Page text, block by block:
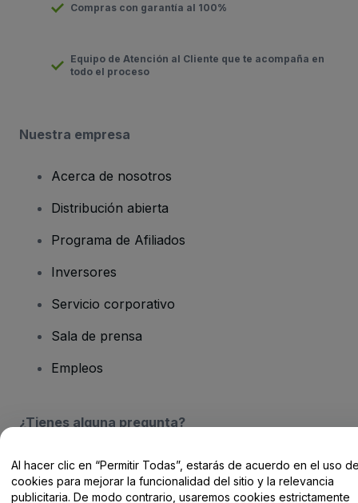
Compras con garantía al 100%
Equipo de Atención al Cliente que te acompaña en
todo el proceso
Nuestra empresa
Acerca de nosotros
Distribución abierta
Programa de Afiliados
Inversores
Servicio corporativo
Sala de prensa
Empleos
¿Tienes alguna pregunta?
Centro de Ayuda / Contacto
Al hacer clic en “Permitir Todas”, estarás de acuerdo en el uso
cookies para mejorar la funcionalidad del sitio y la relevancia
publicitaria. De modo contrario, usaremos cookies estrictamente